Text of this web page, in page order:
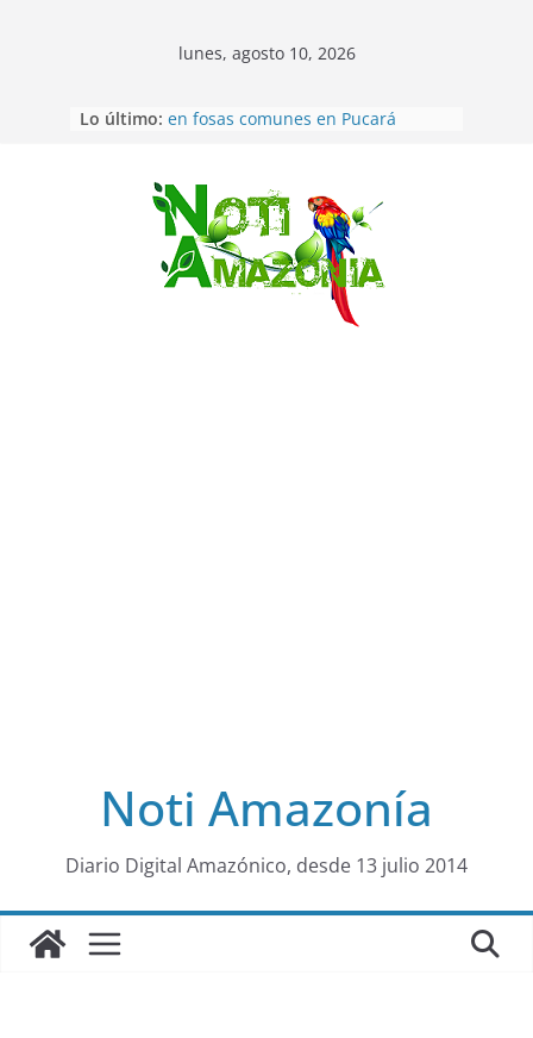
Saltar
al
lunes, agosto 10, 2026
Lo último: Ecuador: Ocho cadáveres hallados
atrajo a miles de personas en la
edición 2026 (video)
Pastaza: Fiscal no emite cargos
contra hombre de 50años que
mantenía relacion de «noviazgo»
con una menor de10 años en
Noti Amazonía
Diario Digital Amazónico, desde 13 julio 2014